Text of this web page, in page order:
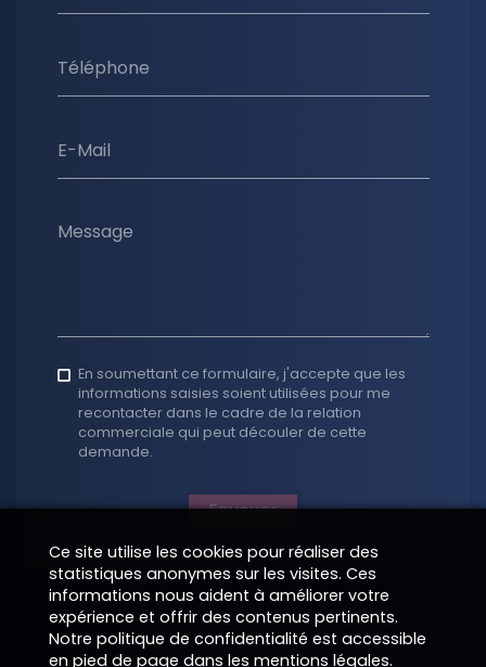
Téléphone
E-Mail
Message
En soumettant ce formulaire, j'accepte que les
informations saisies soient utilisées pour me
recontacter dans le cadre de la relation
commerciale qui peut découler de cette
demande.
Envoyer
Ce site utilise les cookies pour réaliser des
statistiques anonymes sur les visites. Ces
informations nous aident à améliorer votre
expérience et offrir des contenus pertinents.
Notre politique de confidentialité est accessible
en pied de page dans les mentions légales.